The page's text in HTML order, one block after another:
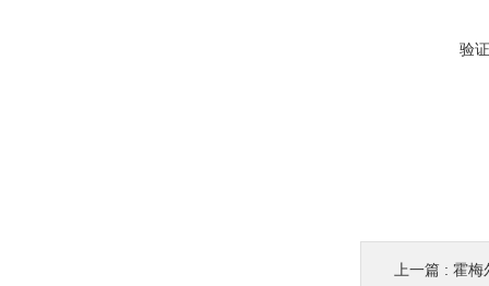
验
上一篇 : 霍梅